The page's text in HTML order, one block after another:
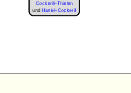
Cockerill–Thielen
und Haniel–Cockerill